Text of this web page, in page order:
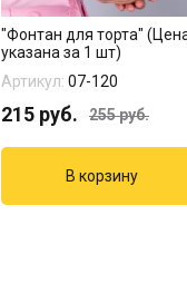
"Фонтан для торта"
указана за 1 шт)
Артикул: 07-120
215 руб. 255руб.